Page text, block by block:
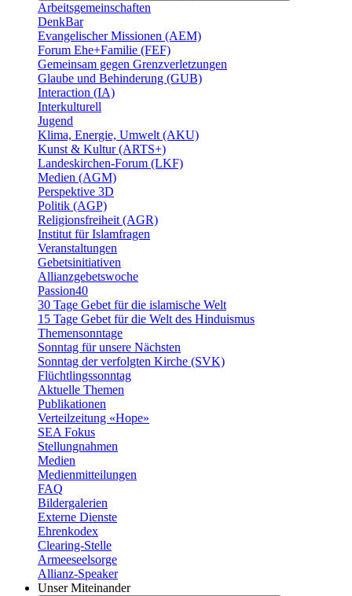
Arbeitsgemeinschaften
DenkBar
Evangelischer Missionen (AEM)
Forum Ehe+Familie (FEF)
Gemeinsam gegen Grenzverletzungen
Glaube und Behinderung (GUB)
Interaction (IA)
Interkulturell
Jugend
Klima, Energie, Umwelt (AKU)
Kunst & Kultur (ARTS+)
Landeskirchen-Forum (LKF)
Medien (AGM)
Perspektive 3D
Politik (AGP)
Religionsfreiheit (AGR)
Institut für Islamfragen
Veranstaltungen
Gebetsinitiativen
Allianzgebetswoche
Passion40
30 Tage Gebet für die islamische Welt
15 Tage Gebet für die Welt des Hinduismus
Themensonntage
Sonntag für unsere Nächsten
Sonntag der verfolgten Kirche (SVK)
Flüchtlingssonntag
Aktuelle Themen
Publikationen
Verteilzeitung «Hope»
SEA Fokus
Stellungnahmen
Medien
Medienmitteilungen
FAQ
Bildergalerien
Externe Dienste
Ehrenkodex
Clearing-Stelle
Armeeseelsorge
Allianz-Speaker
Unser Miteinander